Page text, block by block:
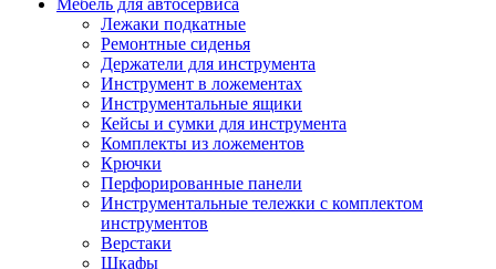
Мебель для автосервиса
Лежаки подкатные
Ремонтные сиденья
Держатели для инструмента
Инструмент в ложементах
Инструментальные ящики
Кейсы и сумки для инструмента
Комплекты из ложементов
Крючки
Перфорированные панели
Инструментальные тележки с комплектом
инструментов
Верстаки
Шкафы